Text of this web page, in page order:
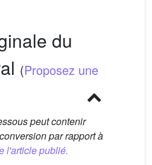
du
(Proposez une
peut contenir
par rapport à
l'article publié.